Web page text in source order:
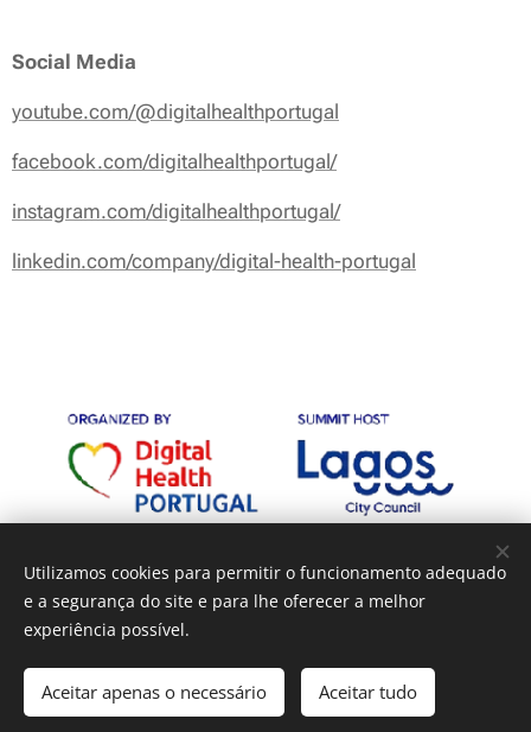
Social Media
youtube.com/@digitalhealthportugal
facebook.com/digitalhealthportugal/
instagram.com/digitalhealthportugal/
linkedin.com/company/digital-health-portugal
Idiomas
English
Utilizamos cookies para permitir o funcionamento adequado
e a segurança do site e para lhe oferecer a melhor
experiência possível.
Aceitar apenas o necessário Aceitar tudo